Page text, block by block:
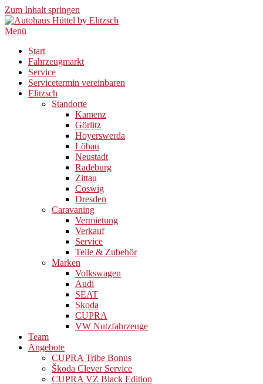
Zum Inhalt springen
Menü
Start
Fahrzeugmarkt
Service
Servicetermin vereinbaren
Elitzsch
Standorte
Kamenz
Görlitz
Hoyerswerda
Löbau
Neustadt
Radeburg
Zittau
Coswig
Dresden
Caravaning
Vermietung
Verkauf
Service
Teile & Zubehör
Marken
Volkswagen
Audi
SEAT
Skoda
CUPRA
VW Nutzfahrzeuge
Team
Angebote
CUPRA Tribe Bonus
Škoda Clever Service
CUPRA VZ Black Edition